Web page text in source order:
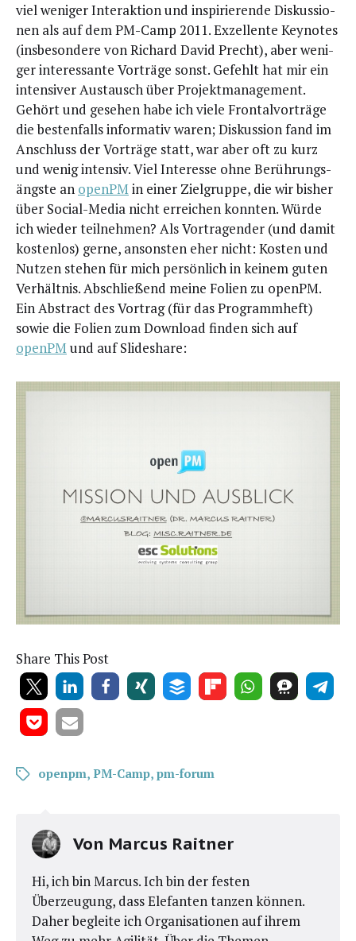
viel weni­ger Inter­ak­ti­on und inspi­rie­ren­de Dis­kus­sio­
nen als auf dem PM-Camp 2011. Exzel­len­te Key­notes
(ins­be­son­de­re von Richard David Precht), aber weni­
ger inter­es­san­te Vor­trä­ge sonst. Gefehlt hat mir ein
inten­si­ver Aus­tausch über Pro­jekt­ma­nage­ment.
Gehört und gese­hen habe ich vie­le Fron­tal­vor­trä­ge
die bes­ten­falls infor­ma­tiv waren; Dis­kus­si­on fand im
Anschluss der Vor­trä­ge statt, war aber oft zu kurz
und wenig inten­siv. Viel Inter­es­se ohne Berüh­rungs­
ängs­te an openPMin einer Ziel­grup­pe, die wir bis­her
über Social-Media nicht errei­chen konn­ten. Wür­de
ich wie­der teil­neh­men? Als Vor­tra­gen­der (und damit
kos­ten­los) ger­ne, ansons­ten eher nicht: Kos­ten und
Nut­zen ste­hen für mich per­sön­lich in kei­nem guten
Ver­hält­nis. Abschlie­ßend mei­ne Foli­en zu openPM.
Ein Abs­tract des Vor­trag (für das Pro­gramm­heft)
sowie die Foli­en zum Down­load fin­den sich auf
openPMund auf Slideshare:
Share This Post
openpm, PM-Camp, pm-forum
Von Marcus Raitner
Hi, ich bin Marcus. Ich bin der festen
Überzeugung, dass Elefanten tanzen können.
Daher begleite ich Organisationen auf ihrem